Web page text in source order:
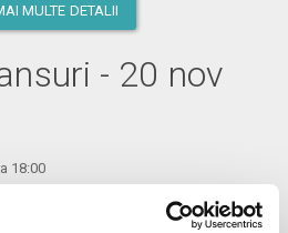
MULTE DETALII
- 20 nov
18:00